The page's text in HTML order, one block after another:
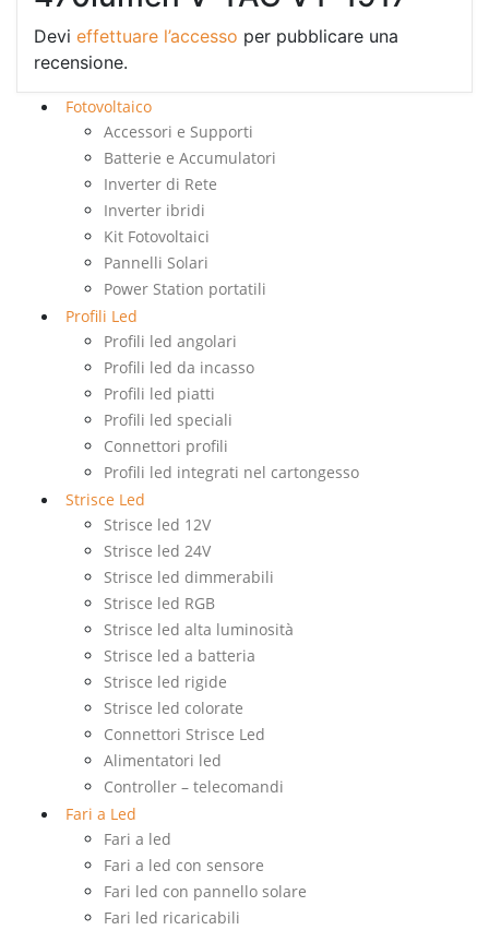
Devi effettuare l’accesso per pubblicare una
recensione.
Fotovoltaico
Accessori e Supporti
Batterie e Accumulatori
Inverter di Rete
Inverter ibridi
Kit Fotovoltaici
Pannelli Solari
Power Station portatili
Profili Led
Profili led angolari
Profili led da incasso
Profili led piatti
Profili led speciali
Connettori profili
Profili led integrati nel cartongesso
Strisce Led
Strisce led 12V
Strisce led 24V
Strisce led dimmerabili
Strisce led RGB
Strisce led alta luminosità
Strisce led a batteria
Strisce led rigide
Strisce led colorate
Connettori Strisce Led
Alimentatori led
Controller – telecomandi
Fari a Led
Fari a led
Fari a led con sensore
Fari led con pannello solare
Fari led ricaricabili